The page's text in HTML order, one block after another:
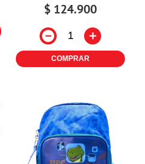
$ 124.900
－ ＋
COMPRAR